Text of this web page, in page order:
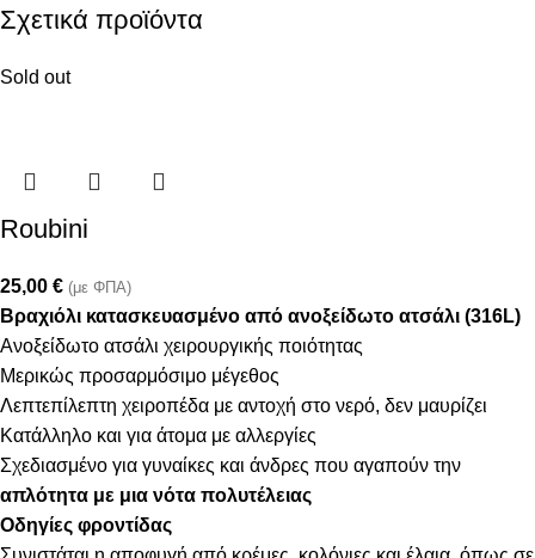
Σχετικά προϊόντα
Sold out
Roubini
25,00 € (με ΦΠΑ)
Βραχιόλι κατασκευασμένο από ανοξείδωτο ατσάλι (316L)
Ανοξείδωτο ατσάλι χειρουργικής ποιότητας
Μερικώς προσαρμόσιμο μέγεθος
Λεπτεπίλεπτη χειροπέδα με αντοχή στο νερό, δεν μαυρίζει
Κατάλληλο και για άτομα με αλλεργίες
Σχεδιασμένο για γυναίκες και άνδρες που αγαπούν την
απλότητα με μια νότα πολυτέλειας
Οδηγίες φροντίδας